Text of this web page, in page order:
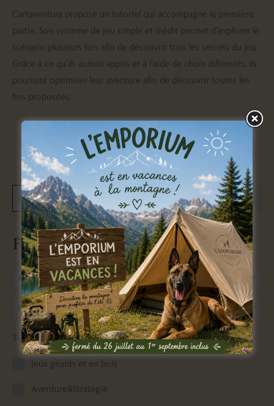
Filtrer par
Age à partir de
Nombre de joueurs
Type de jeu
jeux géants et en bois
Aventure&Stratégie
Cartaventura propose un tutoriel qui accompagne la première
partie. Son système de jeu simple et inédit permet d’explorer le
scénario plusieurs fois afin de découvrir tous les secrets du jeu.
Grâce à ce qu’ils auront appris et à l’aide de choix différents, ils
pourront optimiser leur aventure afin de découvrir toutes les
fins proposées.